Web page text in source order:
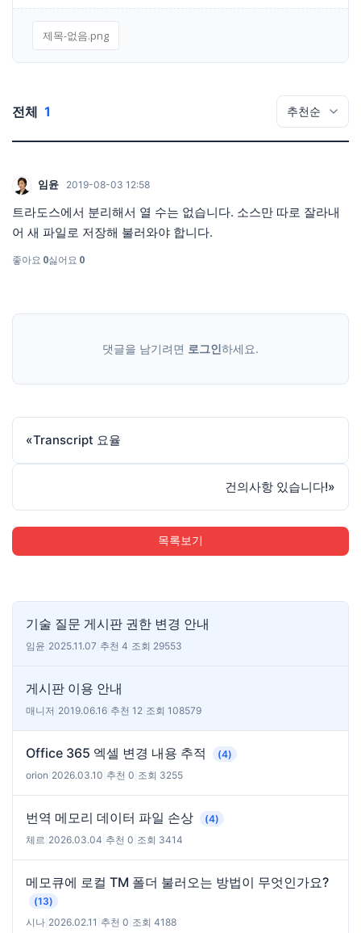
제목-없음.png
전체 1
임윤 2019-08-03 12:58
트라도스에서 분리해서 열 수는 없습니다. 소스만 따로 잘라내
어 새 파일로 저장해 불러와야 합니다.
좋아요 0싫어요 0
댓글을 남기려면 로그인하세요.
«Transcript 요율
건의사항 있습니다!»
목록보기
기술 질문 게시판 권한 변경 안내
임윤 2025.11.07 추천 4 조회 29553
게시판 이용 안내
매니저 2019.06.16 추천 12 조회 108579
Office 365 엑셀 변경 내용 추적
(4)
orion 2026.03.10 추천 0 조회 3255
번역 메모리 데이터 파일 손상
(4)
체르 2026.03.04 추천 0 조회 3414
메모큐에 로컬 TM 폴더 불러오는 방법이 무엇인가요?
(13)
시나 2026.02.11 추천 0 조회 4188